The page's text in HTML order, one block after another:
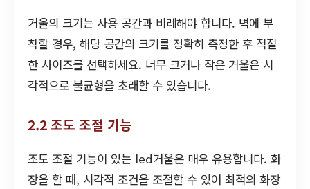
거울의 크기는 사용 공간과 비례해야 합니다. 벽에 부
착할 경우, 해당 공간의 크기를 정확히 측정한 후 적절
한 사이즈를 선택하세요. 너무 크거나 작은 거울은 시
각적으로 불균형을 초래할 수 있습니다.
2.2 조도 조절 기능
조도 조절 기능이 있는 led거울은 매우 유용합니다. 화
장을 할 때, 시각적 조건을 조절할 수 있어 최적의 화장